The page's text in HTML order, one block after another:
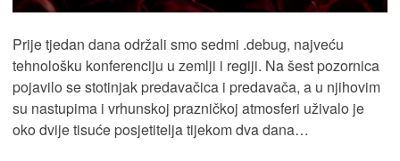
Prije tjedan dana održali smo sedmi .debug, najveću
tehnološku konferenciju u zemlji i regiji. Na šest pozornica
pojavilo se stotinjak predavačica i predavača, a u njihovim
su nastupima i vrhunskoj prazničkoj atmosferi uživalo je
oko dvije tisuće posjetitelja tijekom dva dana…